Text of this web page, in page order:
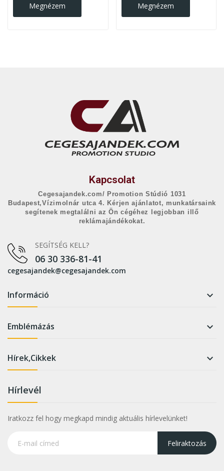
Megnézem Megnézem
Kapcsolat
Cegesajandek.com/ Promotion Stúdió 1031
Budapest,Vízimolnár utca 4. Kérjen ajánlatot, munkatársaink
segítenek megtalálni az Ön cégéhez legjobban illő
reklámajándékokat.
SEGÍTSÉG KELL?
06 30 336-81-41
cegesajandek@cegesajandek.com
Információ 
Emblémázás 
Hírek,Cikkek 
Hírlevél
Iratkozz fel hogy megkapd mindig aktuális hírlevelünket!
Feliraktozás